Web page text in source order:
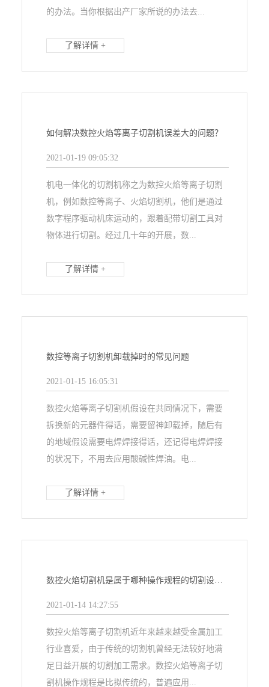
的办法。当你根据出产厂家所说的办法去...
了解详情 +
如何解决数控火焰等离子切割机误差大的问题？
2021-01-19 09:05:32
机电一体化的切割机称之为数控火焰等离子切割
机，例如数控等离子、火焰切割机，他们是通过
数字程序驱动机床运动的，跟着配带切割工具对
物体进行切割。经过几十年的开展，数...
了解详情 +
数控等离子切割机卸载掉时的常见问题
2021-01-15 16:05:31
数控火焰等离子切割机假设在共同情况下，需要
拆换新的元器件得话，需要留神卸载掉，随后有
的地域假设需要电焊焊接得话，还记得电焊焊接
的状况下，不用去应用酸碱性焊油。电...
了解详情 +
数控火焰切割机是属于哪种操作规程的切割设备？
2021-01-14 14:27:55
数控火焰等离子切割机近年来越来越受金属加工
行业喜爱，由于传统的切割机曾经无法较好地满
足日益开展的切割加工需求。数控火焰等离子切
割机操作规程是比拟传统的，普遍应用...